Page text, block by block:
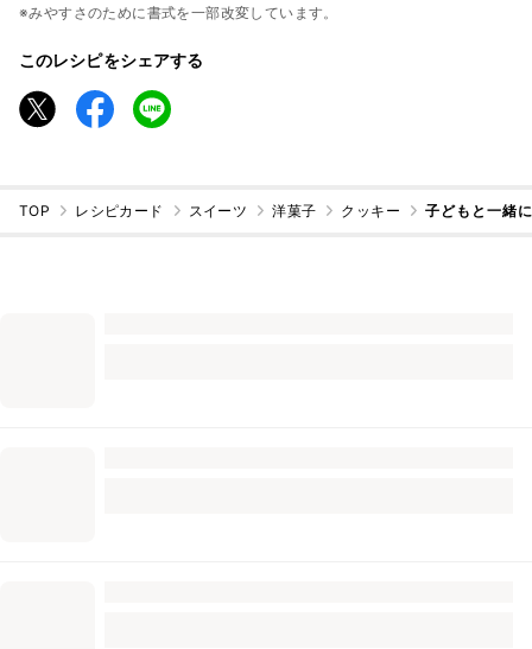
※みやすさのために書式を一部改変しています。
このレシピをシェアする
TOP レシピカード スイーツ 洋菓子 クッキー 子どもと一緒